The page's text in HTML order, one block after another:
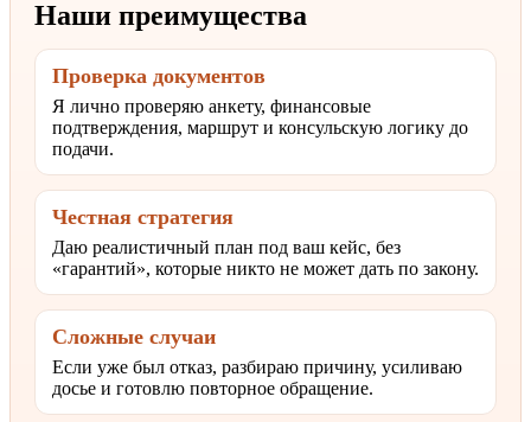
Наши преимущества
Проверка документов
Я лично проверяю анкету, финансовые
подтверждения, маршрут и консульскую логику до
подачи.
Честная стратегия
Даю реалистичный план под ваш кейс, без
«гарантий», которые никто не может дать по закону.
Сложные случаи
Если уже был отказ, разбираю причину, усиливаю
досье и готовлю повторное обращение.